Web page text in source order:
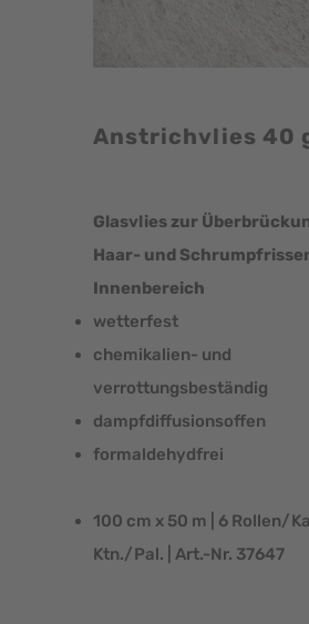
Anstrichvlies 40
Glasvlies zur
Haar- und
Innenbereich
wetterfest
chemikalien- und
verrottungsbeständig
dampfdiffusionsoffen
formaldehydfrei
100 cm x 50 m | 6 Rollen/
Ktn./Pal. | Art.-Nr. 37647